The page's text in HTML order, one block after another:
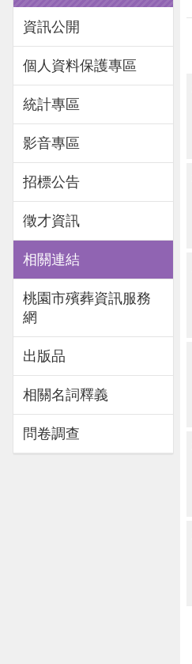
資訊公開
個人資料保護專區
統計專區
影音專區
招標公告
徵才資訊
相關連結
桃園市殯葬資訊服務
網
出版品
相關名詞釋義
問卷調查